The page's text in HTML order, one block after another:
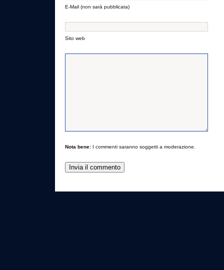
E-Mail (non sarà pubblicata)
Sito web
Nota bene: I commenti saranno soggetti a moderazione.